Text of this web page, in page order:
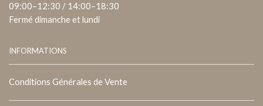
09:00–12:30 / 14:00–18:30
Fermé dimanche et lundi
INFORMATIONS
Conditions Générales de Vente